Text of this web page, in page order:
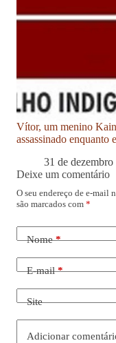
Vítor, um menino
assassinado enquanto
31 de
Deixe um comentário
O seu endereço de e-mail
são marcados com *
Nome*
E-mail*
Site
Adicionar